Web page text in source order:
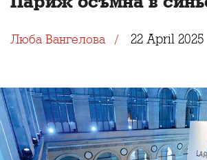
Люба Вангелова 22 April 2025